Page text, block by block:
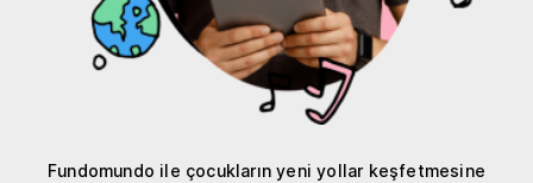
Fundomundo ile çocukların yeni yollar keşfetmesine